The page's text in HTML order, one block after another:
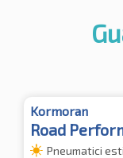
Kormoran
Road
Pneumatici